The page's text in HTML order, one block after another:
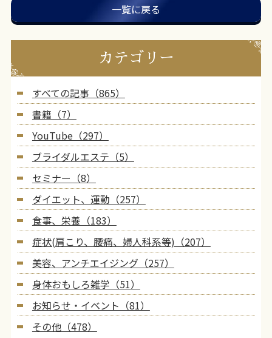
一覧に戻る
カテゴリー
すべての記事（865）
書籍（7）
YouTube（297）
ブライダルエステ（5）
セミナー（8）
ダイエット、運動（257）
食事、栄養（183）
症状(肩こり、腰痛、婦人科系等)（207）
美容、アンチエイジング（257）
身体おもしろ雑学（51）
お知らせ・イベント（81）
その他（478）